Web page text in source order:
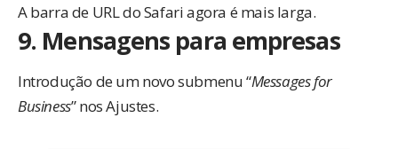
A barra de URL do Safari agora é mais larga.
9. Mensagens para empresas
Introdução de um novo submenu “Messages for
Business” nos Ajustes.